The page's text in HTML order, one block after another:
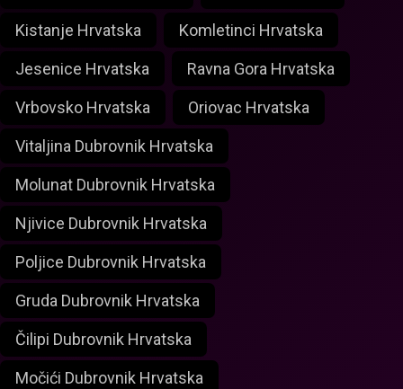
Kistanje Hrvatska Komletinci Hrvatska
Jesenice Hrvatska Ravna Gora Hrvatska
Vrbovsko Hrvatska Oriovac Hrvatska
Vitaljina Dubrovnik Hrvatska
Molunat Dubrovnik Hrvatska
Njivice Dubrovnik Hrvatska
Poljice Dubrovnik Hrvatska
Gruda Dubrovnik Hrvatska
Čilipi Dubrovnik Hrvatska
Močići Dubrovnik Hrvatska